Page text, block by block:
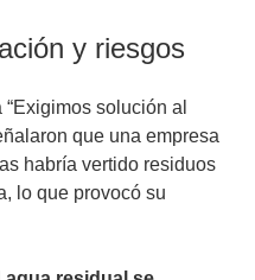
y riesgos
solución al
que una empresa
habría vertido residuos
lo que provocó su